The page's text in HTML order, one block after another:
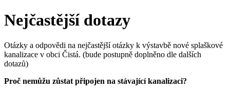
Nejčastější dotazy
Otázky a odpovědi na nejčastější otázky k výstavbě nové splaškové
kanalizace v obci Čistá. (bude postupně doplněno dle dalších
dotazů)
Proč nemůžu zůstat připojen na stávající kanalizaci?